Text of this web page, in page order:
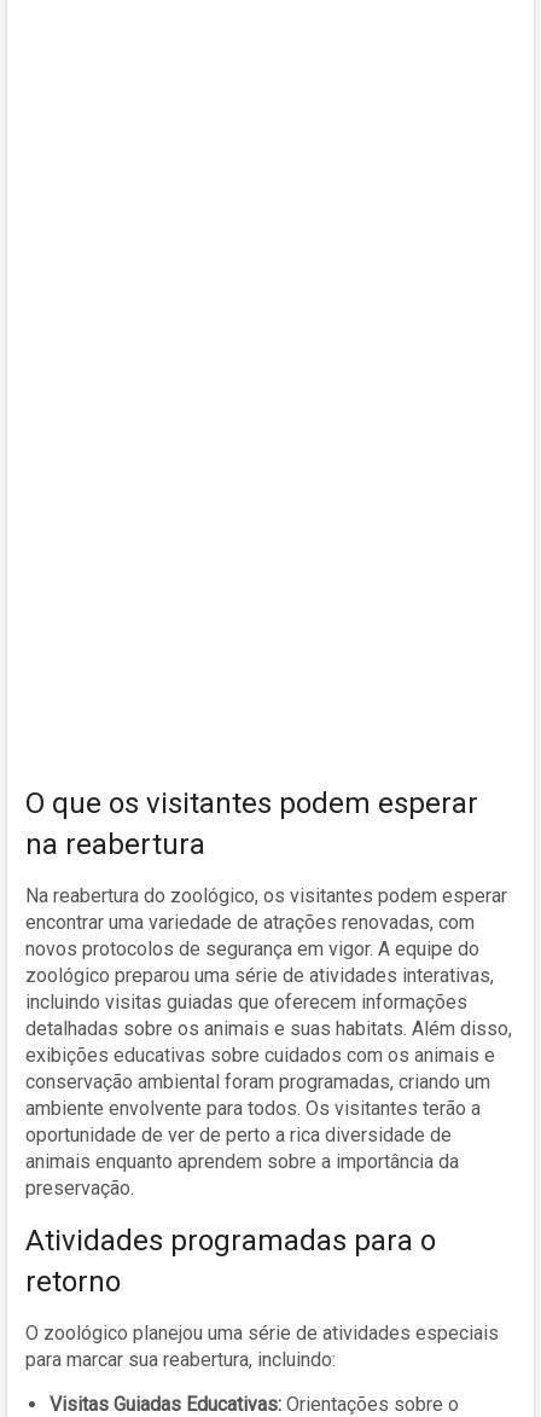
O que os visitantes podem esperar
na reabertura
Na reabertura do zoológico, os visitantes podem esperar
encontrar uma variedade de atrações renovadas, com
novos protocolos de segurança em vigor. A equipe do
zoológico preparou uma série de atividades interativas,
incluindo visitas guiadas que oferecem informações
detalhadas sobre os animais e suas habitats. Além disso,
exibições educativas sobre cuidados com os animais e
conservação ambiental foram programadas, criando um
ambiente envolvente para todos. Os visitantes terão a
oportunidade de ver de perto a rica diversidade de
animais enquanto aprendem sobre a importância da
preservação.
Atividades programadas para o
retorno
O zoológico planejou uma série de atividades especiais
para marcar sua reabertura, incluindo:
Visitas Guiadas Educativas: Orientações sobre o